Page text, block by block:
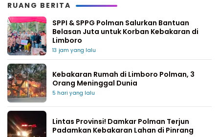
RUANG BERITA
SPPI & SPPG Polman Salurkan Bantuan
Belasan Juta untuk Korban Kebakaran di
Limboro
13 jam yang lalu
Kebakaran Rumah di Limboro Polman, 3
Orang Meninggal Dunia
5 hari yang lalu
Lintas Provinsi! Damkar Polman Terjun
Padamkan Kebakaran Lahan di Pinrang